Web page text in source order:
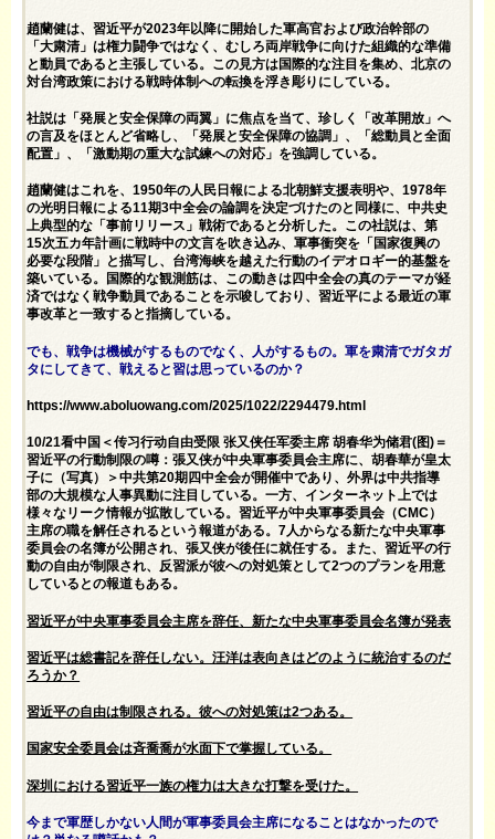
趙蘭健は、習近平が2023年以降に開始した軍高官および政治幹部の
「大粛清」は権力闘争ではなく、むしろ両岸戦争に向けた組織的な準備
と動員であると主張している。この見方は国際的な注目を集め、北京の
対台湾政策における戦時体制への転換を浮き彫りにしている。
社説は「発展と安全保障の両翼」に焦点を当て、珍しく「改革開放」へ
の言及をほとんど省略し、「発展と安全保障の協調」、「総動員と全面
配置」、「激動期の重大な試練への対応」を強調している。
趙蘭健はこれを、1950年の人民日報による北朝鮮支援表明や、1978年
の光明日報による11期3中全会の論調を決定づけたのと同様に、中共史
上典型的な「事前リリース」戦術であると分析した。この社説は、第
15次五カ年計画に戦時中の文言を吹き込み、軍事衝突を「国家復興の
必要な段階」と描写し、台湾海峡を越えた行動のイデオロギー的基盤を
築いている。国際的な観測筋は、この動きは四中全会の真のテーマが経
済ではなく戦争動員であることを示唆しており、習近平による最近の軍
事改革と一致すると指摘している。
でも、戦争は機械がするものでなく、人がするもの。軍を粛清でガタガ
タにしてきて、戦えると習は思っているのか？
https://www.aboluowang.com/2025/1022/2294479.html
10/21看中国＜传习行动自由受限 张又侠任军委主席 胡春华为储君(图)＝
習近平の行動制限の噂：張又侠が中央軍事委員会主席に、胡春華が皇太
子に（写真）＞中共第20期四中全会が開催中であり、外界は中共指導
部の大規模な人事異動に注目している。一方、インターネット上では
様々なリーク情報が拡散している。習近平が中央軍事委員会（CMC）
主席の職を解任されるという報道がある。7人からなる新たな中央軍事
委員会の名簿が公開され、張又侠が後任に就任する。また、習近平の行
動の自由が制限され、反習派が彼への対処策として2つのプランを用意
しているとの報道もある。
習近平が中央軍事委員会主席を辞任、新たな中央軍事委員会名簿が発表
習近平は総書記を辞任しない。汪洋は表向きはどのように統治するのだ
ろうか？
習近平の自由は制限される。彼への対処策は2つある。
国家安全委員会は斉喬喬が水面下で掌握している。
深圳における習近平一族の権力は大きな打撃を受けた。
今まで軍歴しかない人間が軍事委員会主席になることはなかったので